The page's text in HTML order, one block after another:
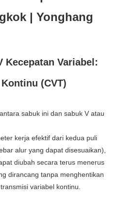
Kecepatan Variabel:
(CVT)
sabuk ini dan sabuk V atau
kerja efektif dari kedua puli
alur yang dapat disesuaikan),
diubah secara terus menerus
dirancang tanpa menghentikan
variabel kontinu.